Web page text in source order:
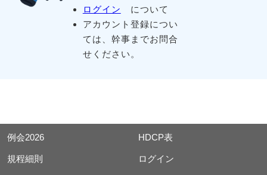
ログイン
について
アカウント登録につい
ては、幹事までお問合
せください。
例会2026 HDCP表
規程細則 ログイン